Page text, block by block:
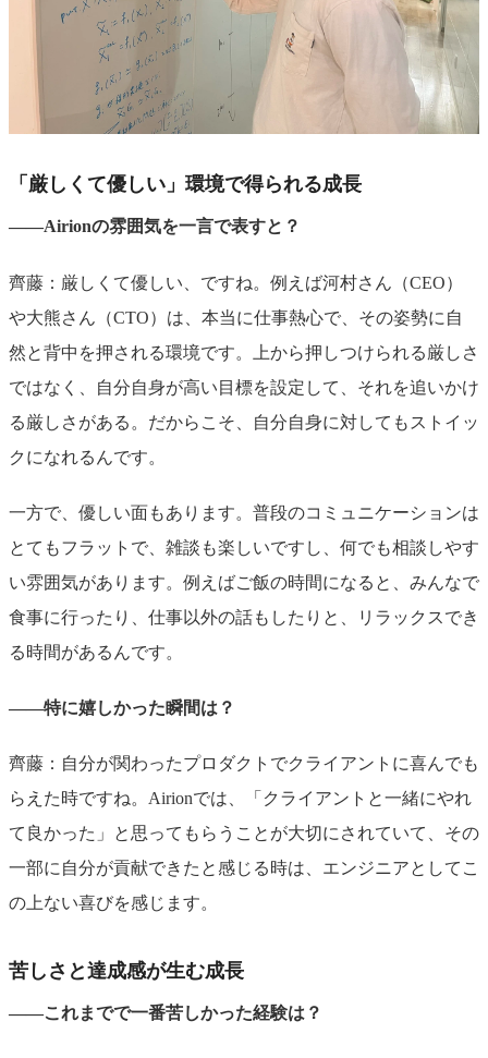
「厳しくて優しい」環境で得られる成長
――Airionの雰囲気を一言で表すと？
齊藤：厳しくて優しい、ですね。例えば河村さん（CEO）
や大熊さん（CTO）は、本当に仕事熱心で、その姿勢に自
然と背中を押される環境です。上から押しつけられる厳しさ
ではなく、自分自身が高い目標を設定して、それを追いかけ
る厳しさがある。だからこそ、自分自身に対してもストイッ
クになれるんです。
一方で、優しい面もあります。普段のコミュニケーションは
とてもフラットで、雑談も楽しいですし、何でも相談しやす
い雰囲気があります。例えばご飯の時間になると、みんなで
食事に行ったり、仕事以外の話もしたりと、リラックスでき
る時間があるんです。
――特に嬉しかった瞬間は？
齊藤：自分が関わったプロダクトでクライアントに喜んでも
らえた時ですね。Airionでは、「クライアントと一緒にやれ
て良かった」と思ってもらうことが大切にされていて、その
一部に自分が貢献できたと感じる時は、エンジニアとしてこ
の上ない喜びを感じます。
苦しさと達成感が生む成長
――これまでで一番苦しかった経験は？